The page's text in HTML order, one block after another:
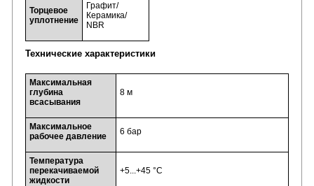
Торцевое
уплотнение
Графит/
Керамика/
NBR
Технические характеристики
Максимальная
глубина
всасывания
8 м
Максимальное
рабочее давление
6 бар
Температура
перекачиваемой
жидкости
+5...+45 °C